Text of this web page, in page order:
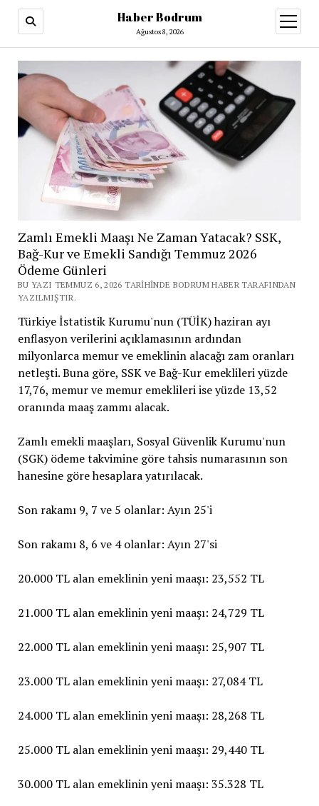
Haber Bodrum
Ağustos 8, 2026
aç
Zamlı Emekli Maaşı Ne Zaman Yatacak? SSK,
Bağ-Kur ve Emekli Sandığı Temmuz 2026
Ödeme Günleri
BU YAZI TEMMUZ 6, 2026 TARIHINDE BODRUM HABER TARAFINDAN
YAZILMIŞTIR.
Türkiye İstatistik Kurumu'nun (TÜİK) haziran ayı
enflasyon verilerini açıklamasının ardından
milyonlarca memur ve emeklinin alacağı zam oranları
netleşti. Buna göre, SSK ve Bağ-Kur emeklileri yüzde
17,76, memur ve memur emeklileri ise yüzde 13,52
oranında maaş zammı alacak.
Zamlı emekli maaşları, Sosyal Güvenlik Kurumu'nun
(SGK) ödeme takvimine göre tahsis numarasının son
hanesine göre hesaplara yatırılacak.
Son rakamı 9, 7 ve 5 olanlar: Ayın 25'i
Son rakamı 8, 6 ve 4 olanlar: Ayın 27'si
20.000 TL alan emeklinin yeni maaşı: 23,552 TL
21.000 TL alan emeklinin yeni maaşı: 24,729 TL
22.000 TL alan emeklinin yeni maaşı: 25,907 TL
23.000 TL alan emeklinin yeni maaşı: 27,084 TL
24.000 TL alan emeklinin yeni maaşı: 28,268 TL
25.000 TL alan emeklinin yeni maaşı: 29,440 TL
30.000 TL alan emeklinin yeni maaşı: 35.328 TL